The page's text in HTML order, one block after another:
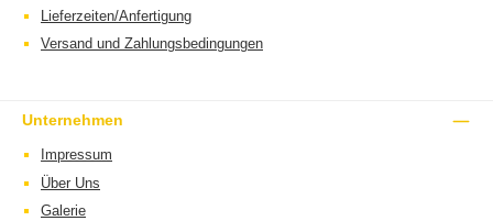
Lieferzeiten/Anfertigung
Versand und Zahlungsbedingungen
Unternehmen
Impressum
Über Uns
Galerie